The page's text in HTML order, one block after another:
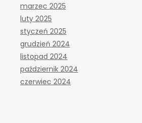
marzec 2025
luty 2025
styczeń 2025
grudzień 2024
listopad 2024
październik 2024
czerwiec 2024